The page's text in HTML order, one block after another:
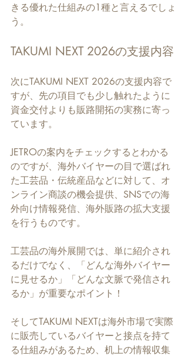
きる優れた仕組みの1種と言えるでしょ
う。
TAKUMI NEXT 2026の支援内容
次にTAKUMI NEXT 2026の支援内容で
すが、先の項目でも少し触れたように
資金交付よりも販路開拓の実務に寄っ
ています。
JETROの案内をチェックするとわかる
のですが、海外バイヤーの目で選ばれ
た工芸品・伝統産品などに対して、オ
ンライン商談の機会提供、SNSでの海
外向け情報発信、海外販路の拡大支援
を行うものです。
工芸品の海外展開では、単に紹介され
るだけでなく、「どんな海外バイヤー
に見せるか」「どんな文脈で発信され
るか」が重要なポイント！
そしてTAKUMI NEXTは海外市場で実際
に販売しているバイヤーと接点を持て
る仕組みがあるため、机上の情報収集